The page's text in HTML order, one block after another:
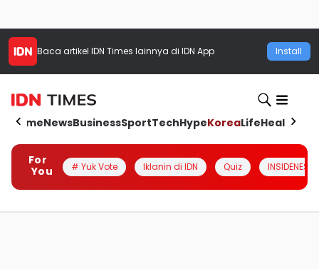
Baca artikel IDN Times lainnya di IDN App Install
HomeNewsBusinessSportTechHypeKoreaLifeHealth
For
You
# Yuk Vote Iklanin di IDN Quiz INSIDENESIA